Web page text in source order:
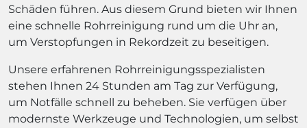
Schäden führen. Aus diesem Grund bieten wir Ihnen
eine schnelle Rohrreinigung rund um die Uhr an,
um Verstopfungen in Rekordzeit zu beseitigen.
Unsere erfahrenen Rohrreinigungsspezialisten
stehen Ihnen 24 Stunden am Tag zur Verfügung,
um Notfälle schnell zu beheben. Sie verfügen über
modernste Werkzeuge und Technologien, um selbst